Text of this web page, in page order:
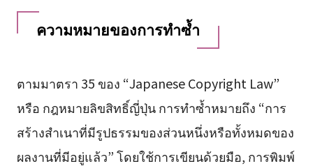
ความหมายของการทำซ้ำ
ตามมาตรา 35 ของ “Japanese Copyright Law”
หรือ กฎหมายลิขสิทธิ์ญี่ปุ่น การทำซ้ำหมายถึง “การ
สร้างสำเนาที่มีรูปธรรมของส่วนหนึ่งหรือทั้งหมดของ
ผลงานที่มีอยู่แล้ว” โดยใช้การเขียนด้วยมือ, การพิมพ์